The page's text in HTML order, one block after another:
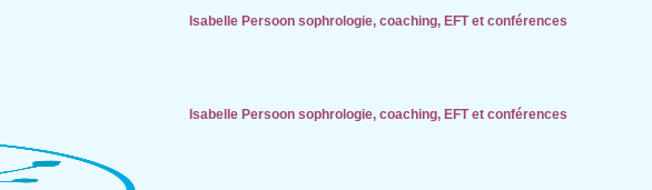
Isabelle Persoon sophrologie, coaching, EFT et conférences
Isabelle Persoon sophrologie, coaching, EFT et conférences